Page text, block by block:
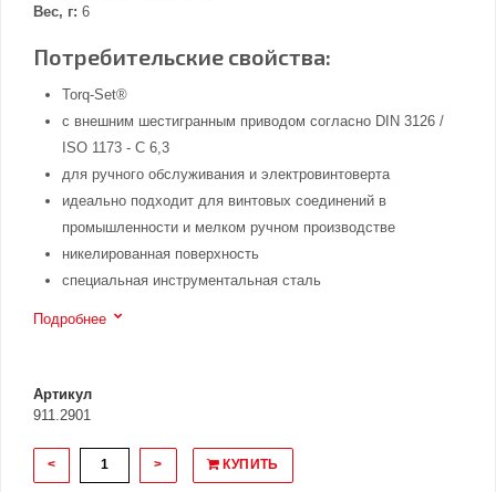
Вес, г: 6
Потребительские свойства:
Torq-Set®
с внешним шестигранным приводом согласно DIN 3126 /
ISO 1173 - C 6,3
для ручного обслуживания и электровинтоверта
идеально подходит для винтовых соединений в
промышленности и мелком ручном производстве
никелированная поверхность
специальная инструментальная сталь
Подробнее
Артикул
911.2901
< > КУПИТЬ